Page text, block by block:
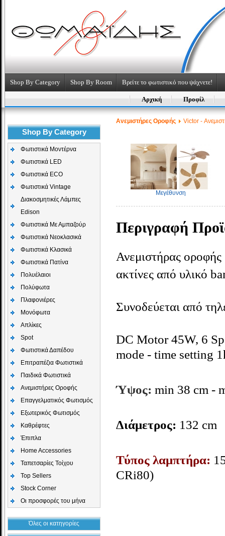
Shop By Category Shop By Room Βρείτε το φωτιστικό που ψάχνετε!
Αρχική Προφίλ
Shop By Category
Φωτιστικά Μοντέρνα
Φωτιστικά LED
Φωτιστικά ECO
Φωτιστικά Vintage
Διακοσμητικές Λάμπες
Edison
Φωτιστικά Με Αμπαζούρ
Φωτιστικά Νεοκλασικά
Φωτιστικά Κλασικά
Φωτιστικά Πατίνα
Πολυέλαιοι
Πολύφωτα
Πλαφονιέρες
Μονόφωτα
Απλίκες
Spot
Φωτιστικά Δαπέδου
Επιτραπέζια Φωτιστικά
Παιδικά Φωτιστικά
Aνεμιστήρες Οροφής
Επαγγελματικός Φωτισμός
Εξωτερικός Φωτισμός
Καθρέφτες
Έπιπλα
Home Accessories
Ταπετσαρίες Τοίχου
Top Sellers
Stock Corner
Οι προσφορές του μήνα
Όλες οι κατηγορίες
Aνεμιστήρες Οροφής Victor -
Μεγέθυνση
Περιγραφή
Ανεμιστήρας
ακτίνες από υλικό
Συνοδεύεται από
DC Motor 45W, 6
mode - time setting
Ύψος: min 38 cm -
Διάμετρος: 132 cm
Τύπος λαμπτήρα:
CRi80)